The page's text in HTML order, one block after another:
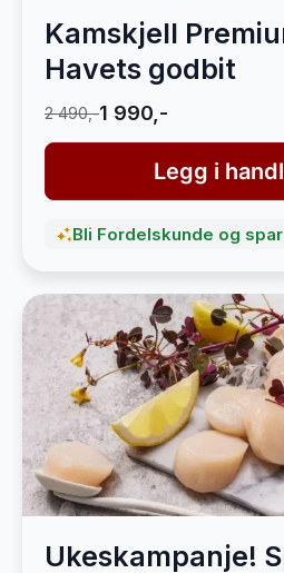
Kamskjell
Havets godbit
2 490,-1 990,-
Legg i
Bli Fordelskunde og
Ukeskampanje!